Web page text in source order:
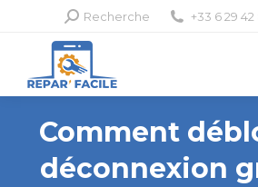
Recherche
Recherche +33 6 29
Comment
déconnexion